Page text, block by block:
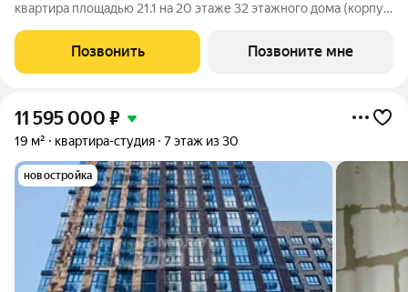
квартира площадью 21.1 на 20 этаже 32 этажного дома (корпус,
расположение: 20 минут пешком до станций метро «Ховрино»
и 15 минут от МЦД «Грачёвская».
Позвонить Позвоните мне
11 595 000 ₽
19 м² квартира-студия 7 этаж из 30
новостройка